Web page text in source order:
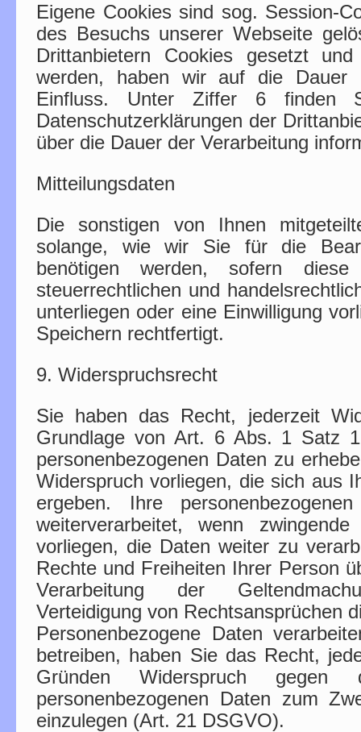
Eigene Cookies sind sog. Session-
des Besuchs unserer Webseite
Drittanbietern Cookies gesetzt
werden, haben wir auf die Dauer
Einfluss. Unter Ziffer 6 finden
Datenschutzerklärungen der
über die Dauer der Verarbeitung
Mitteilungsdaten
Die sonstigen von Ihnen
solange, wie wir Sie für die
benötigen werden, sofern
steuerrechtlichen und
unterliegen oder eine Einwilligung
Speichern rechtfertigt.
9. Widerspruchsrecht
Sie haben das Recht, jederzeit
Grundlage von Art. 6 Abs. 1 Satz
personenbezogenen Daten zu
Widerspruch vorliegen, die sich aus
ergeben. Ihre
weiterverarbeitet, wenn
vorliegen, die Daten weiter zu
Rechte und Freiheiten Ihrer Person
Verarbeitung der
Verteidigung von Rechtsansprüchen
Personenbezogene Daten
betreiben, haben Sie das Recht,
Gründen Widerspruch gegen
personenbezogenen Daten zum
einzulegen (Art. 21 DSGVO).